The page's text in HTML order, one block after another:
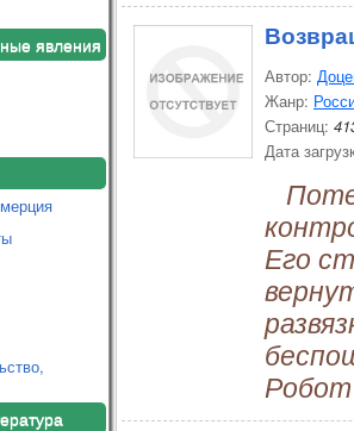
явления
Автор:
Жанр:
Страниц:
Дата
Его